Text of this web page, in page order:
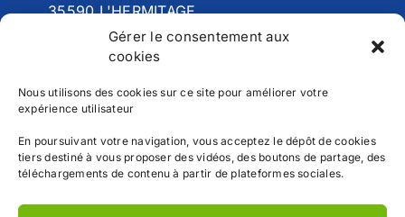
Gérer le consentement aux
cookies
Nous utilisons des cookies sur ce site pour améliorer votre
expérience utilisateur
En poursuivant votre navigation, vous acceptez le dépôt de cookies
tiers destiné à vous proposer des vidéos, des boutons de partage, des
téléchargements de contenu à partir de plateformes sociales.
35590 L'HERMITAGE
HORAIRES
Du lundi au vendredi :
8h00 - 12h30 | 13h45 - 18h30
Accueil
CGV